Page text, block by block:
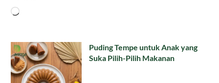
Memuat...
Puding Tempe untuk Anak yang
Suka Pilih-Pilih Makanan